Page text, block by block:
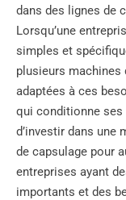
dans des lignes de
Lorsqu’une
simples et
plusieurs
adaptées à ces
qui conditionne
d’investir dans une
de capsulage pour
entreprises ayant
importants et des